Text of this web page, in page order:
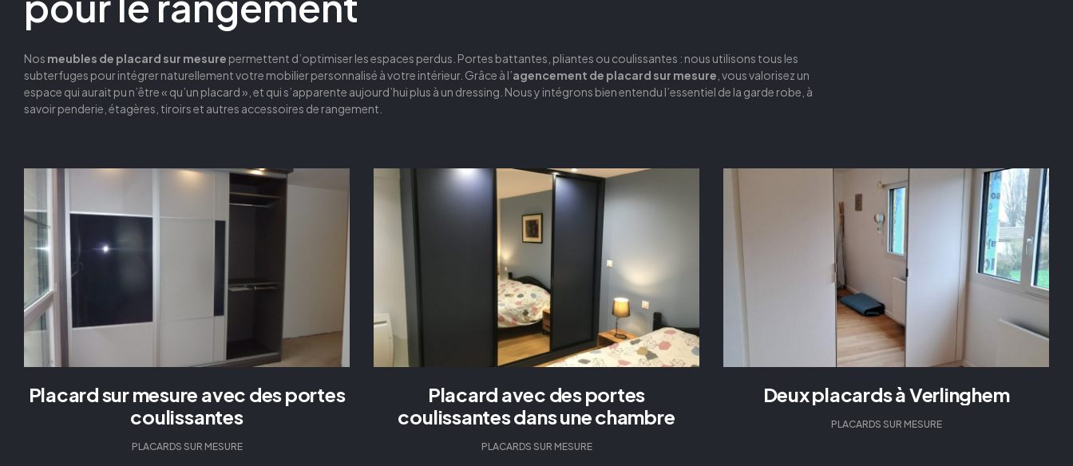
Nos meubles de placard sur mesure permettent d’optimiser les espaces perdus. Portes battantes, pliantes ou coulissantes : nous utilisons tous les
subterfuges pour intégrer naturellement votre mobilier personnalisé à votre intérieur. Grâce à l’agencement de placard sur mesure , vous valorisez un
espace qui aurait pu n’être « qu’un placard », et qui s’apparente aujourd’hui plus à un dressing. Nous y intégrons bien entendu l’essentiel de la garde robe, à
savoir penderie, étagères, tiroirs et autres accessoires de rangement.
Placard sur mesure avec des portes
coulissantes
PLACARDS SUR MESURE
Placard avec des portes
coulissantes dans une chambre
PLACARDS SUR MESURE
Deux placards à Verlinghem
PLACARDS SUR MESURE